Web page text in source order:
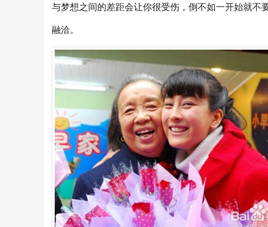
与梦想之间的差距会让你很受伤，倒不如一开始就不
融洽。